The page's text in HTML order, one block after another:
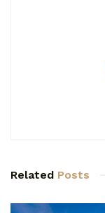
Related Posts